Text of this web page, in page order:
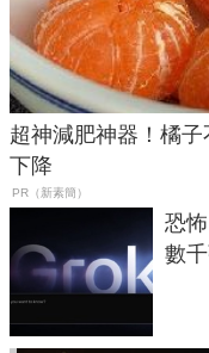
超神減肥神器！橘
下降
PR（新素簡）
恐
數